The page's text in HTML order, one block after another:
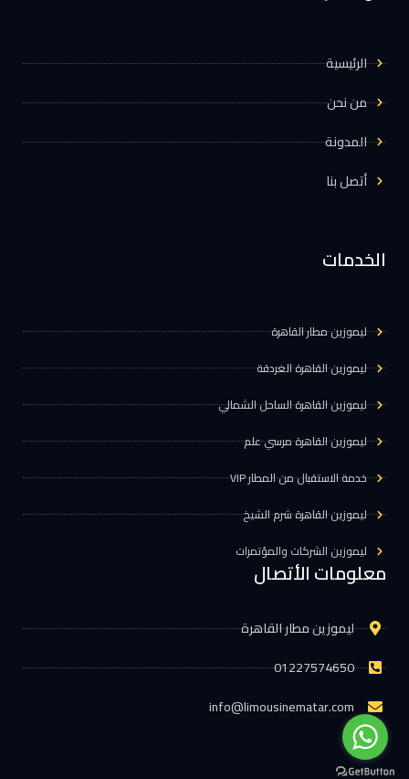
الرئيسية
من نحن
المدونة
أتصل بنا
الخدمات
ليموزين مطار القاهرة
ليموزين القاهرة الغردقة
ليموزين القاهرة الساحل الشمالي
ليموزين القاهرة مرسي علم
خدمة الاستقبال من المطار VIP
ليموزين القاهرة شرم الشيخ
ليموزين الشركات والمؤتمرات
معلومات الأتصال
ليموزين مطار القاهرة
01227574650
info@limousinematar.com